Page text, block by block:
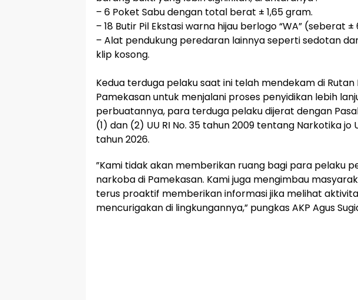
– ​6 Poket Sabu dengan total berat ± 1,65 gram.
– ​18 Butir Pil Ekstasi warna hijau berlogo “WA” (seberat
– ​Alat pendukung peredaran lainnya seperti sedotan
klip kosong.
​Kedua terduga pelaku saat ini telah mendekam di Rutan
Pamekasan untuk menjalani proses penyidikan lebih
perbuatannya, para terduga pelaku dijerat dengan Pasal
(1) dan (2) UU RI No. 35 tahun 2009 tentang Narkotika jo
tahun 2026.
​”Kami tidak akan memberikan ruang bagi para pelaku
narkoba di Pamekasan. Kami juga mengimbau
terus proaktif memberikan informasi jika melihat
mencurigakan di lingkungannya,” pungkas AKP Agus